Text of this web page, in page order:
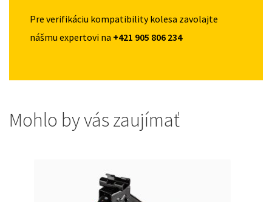
Pre verifikáciu kompatibility kolesa zavolajte
nášmu expertovi na +421 905 806 234
Mohlo by vás zaujímať